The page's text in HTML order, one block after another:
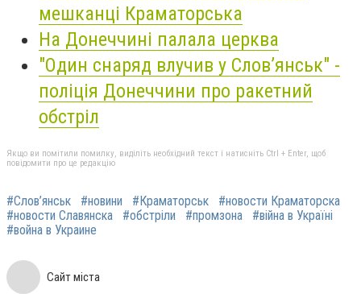
мешканці Краматорська
На Донеччині палала церква
"Один снаряд влучив у Слов’янськ" -
поліція Донеччини про ракетний
обстріл
Якщо ви помітили помилку, виділіть необхідний текст і натисніть Ctrl + Enter, щоб
повідомити про це редакцію
#Слов’янськ #новини #Краматорськ
#новости Краматорска
#новости Славянска
#обстріли #промзона
#війна в Україні
#война в Украине
Сайт міста